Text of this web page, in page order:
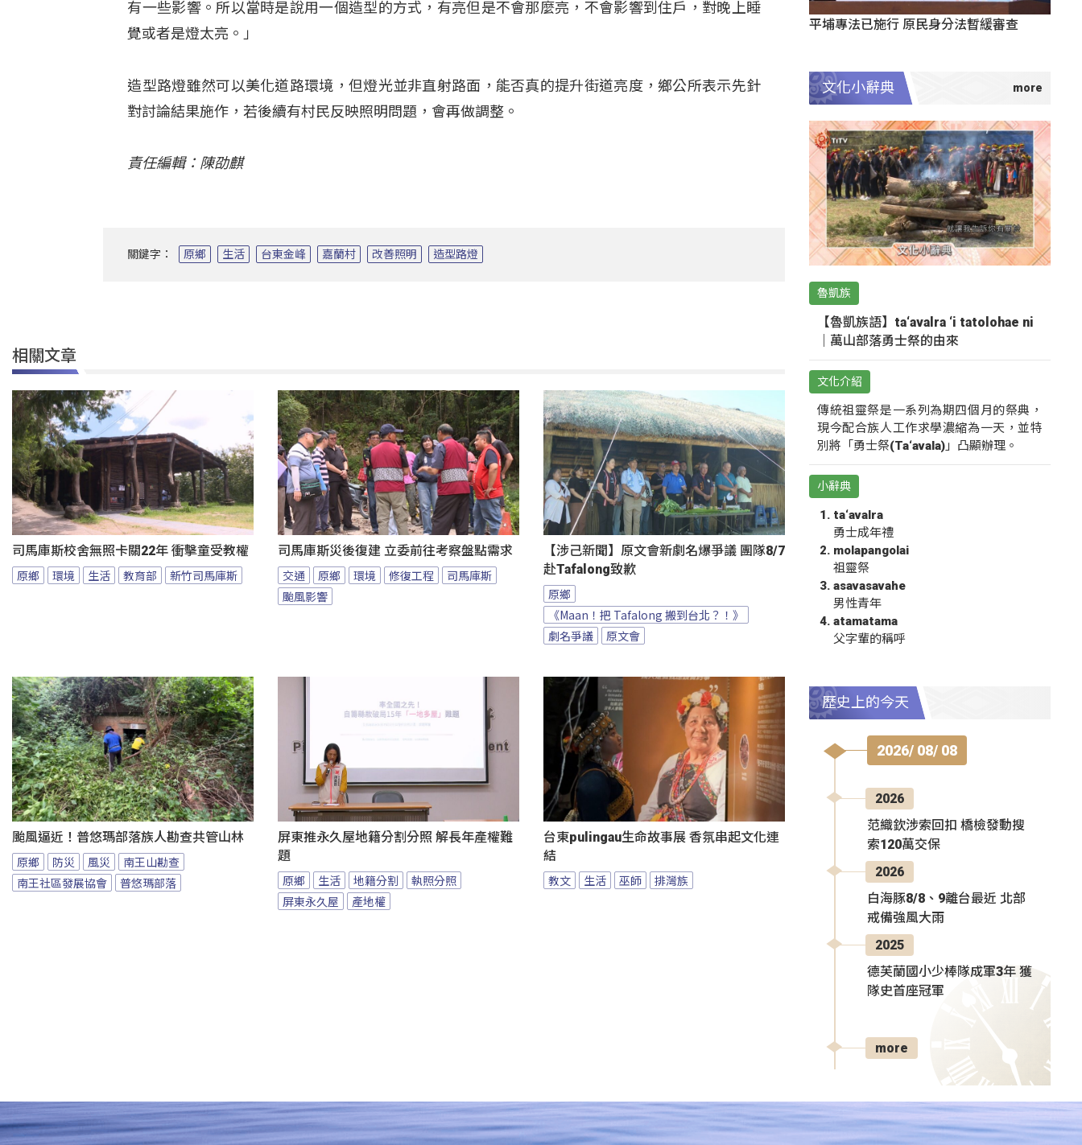
有一些影響。所以當時是說用一個造型的方式，有亮但是不會那麼亮，不會影響到住戶，對晚上睡
覺或者是燈太亮。」
造型路燈雖然可以美化道路環境，但燈光並非直射路面，能否真的提升街道亮度，鄉公所表示先針
對討論結果施作，若後續有村民反映照明問題，會再做調整。
責任編輯：陳劭麒
關鍵字： 原鄉 生活 台東金峰 嘉蘭村 改善照明 造型路燈
相關文章
司馬庫斯校舍無照卡關22年 衝擊童受教權
原鄉 環境 生活 教育部 新竹司馬庫斯
司馬庫斯災後復建 立委前往考察盤點需求
交通 原鄉 環境 修復工程
司馬庫斯
颱風影響
【涉己新聞】原文會新劇名爆爭議 團隊8/7
赴Tafalong致歉
原鄉
《Maan！把 Tafalong 搬到台北？！》
劇名爭議
原文會
颱風逼近！普悠瑪部落族人勘查共管山林
原鄉 防災 風災
南王山勘查
南王社區發展協會
普悠瑪部落
屏東推永久屋地籍分割分照 解長年產權難
題
原鄉 生活 地籍分割
執照分照
屏東永久屋
產地權
台東pulingau生命故事展 香氛串起文化連
結
教文 生活 巫師 排灣族
平埔專法已施行 原民身分法暫緩審查
文化小辭典
魯凱族
【魯凱族語】ta‘avalra ‘i tatolohae ni
｜萬山部落勇士祭的由來
文化介紹
傳統祖靈祭是一系列為期四個月的祭典，
現今配合族人工作求學濃縮為一天，並特
別將「勇士祭(Ta‘avala)」凸顯辦理。
小辭典
ta‘avalra
勇士成年禮
molapangolai
祖靈祭
asavasavahe
男性青年
atamatama
父字輩的稱呼
歷史上的今天
2026/ 08/ 08
2026
范織欽涉索回扣 橋檢發動搜
索120萬交保
2026
白海豚8/8、9離台最近 北部
戒備強風大雨
2025
德芙蘭國小少棒隊成軍3年 獲
隊史首座冠軍
more